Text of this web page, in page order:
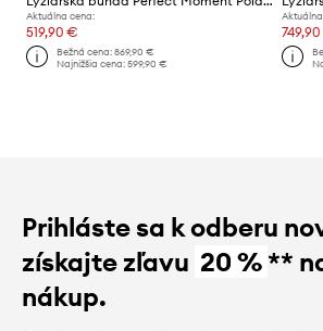
Aktuálna cena:
519,90 €
Bežná cena:869,90 €
Najnižšia cena:599,90 €
Prihláste sa k odberu
získajte zľavu 20 %**
nákup.